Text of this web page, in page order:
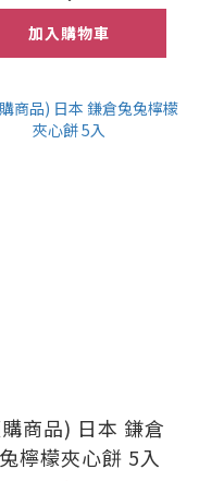
加入購物車
商品) 日本 鎌倉
檸檬夾心餅 5入